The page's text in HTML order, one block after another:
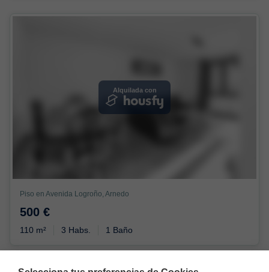
Alquilada con
Piso en Avenida Logroño, Arnedo
500 €
110 m² 3 Habs. 1 Baño